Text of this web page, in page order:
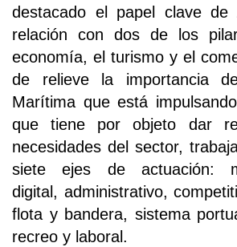
destacado el papel clave de
relación con dos de los
economía, el turismo y el
de relieve la importancia
Marítima que está
que tiene por objeto dar
necesidades del sector,
siete ejes de actuación:
digital, administrativo,
flota y bandera, sistema
recreo y laboral.